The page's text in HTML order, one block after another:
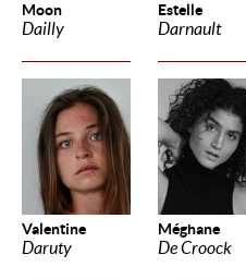
Moon
Dailly
Estelle
Darnault
Valentine
Daruty
Méghane
De Croock